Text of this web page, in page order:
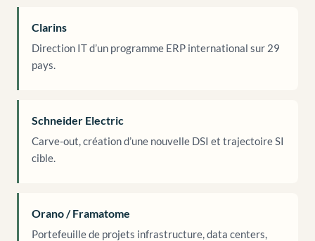
Clarins
Direction IT d’un programme ERP international sur 29
pays.
Schneider Electric
Carve-out, création d’une nouvelle DSI et trajectoire SI
cible.
Orano / Framatome
Portefeuille de projets infrastructure, data centers,